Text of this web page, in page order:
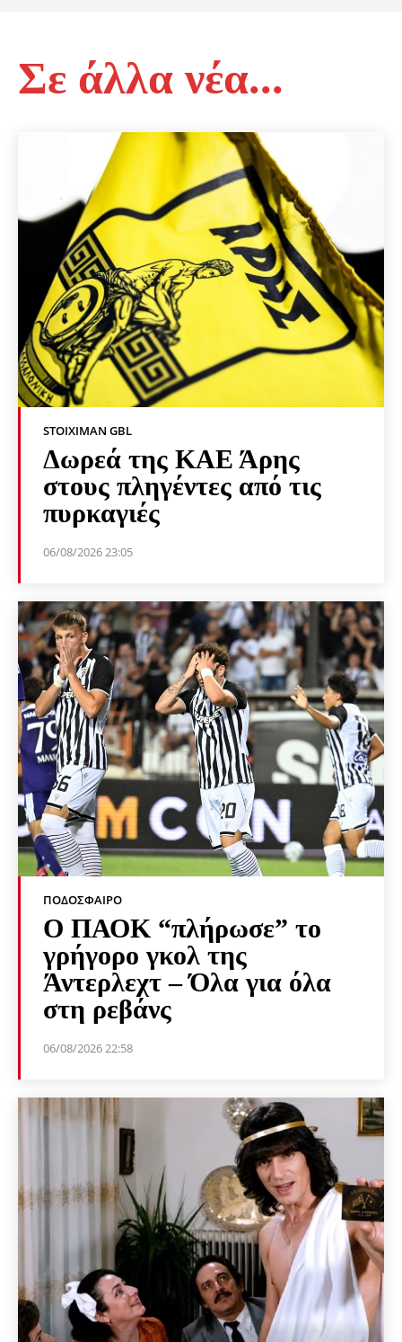
Σε άλλα νέα...
STOIXIMAN GBL
Δωρεά της ΚΑΕ Άρης
στους πληγέντες από τις
πυρκαγιές
06/08/2026 23:05
ΠΟΔΌΣΦΑΙΡΟ
Ο ΠΑΟΚ “πλήρωσε” το
γρήγορο γκολ της
Άντερλεχτ – Όλα για όλα
στη ρεβάνς
06/08/2026 22:58